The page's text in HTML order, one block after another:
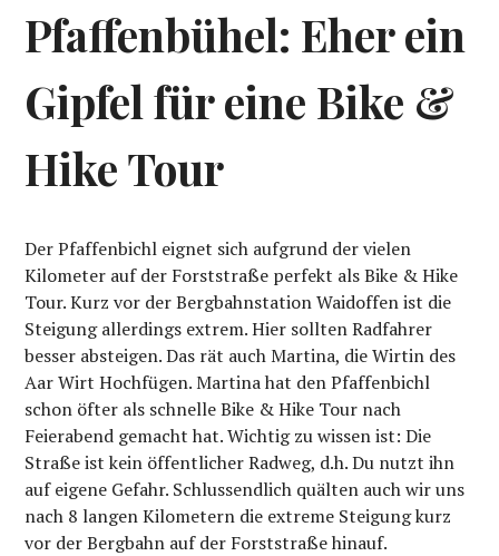
Pfaffenbühel: Eher ein
Gipfel für eine Bike &
Hike Tour
Der Pfaffenbichl eignet sich aufgrund der vielen
Kilometer auf der Forststraße perfekt als Bike & Hike
Tour. Kurz vor der Bergbahnstation Waidoffen ist die
Steigung allerdings extrem. Hier sollten Radfahrer
besser absteigen. Das rät auch Martina, die Wirtin des
Aar Wirt Hochfügen. Martina hat den Pfaffenbichl
schon öfter als schnelle Bike & Hike Tour nach
Feierabend gemacht hat. Wichtig zu wissen ist: Die
Straße ist kein öffentlicher Radweg, d.h. Du nutzt ihn
auf eigene Gefahr. Schlussendlich quälten auch wir uns
nach 8 langen Kilometern die extreme Steigung kurz
vor der Bergbahn auf der Forststraße hinauf.